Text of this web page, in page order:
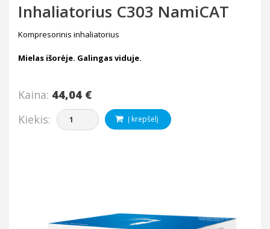
Inhaliatorius C303 NamiCAT
Kompresorinis inhaliatorius
Mielas išorėje. Galingas viduje.
Kaina: 44,04 €
Kiekis:
Į krepšelį